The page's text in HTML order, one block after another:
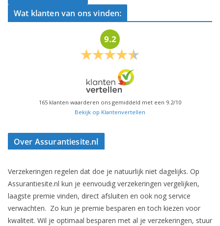
Wat klanten van ons vinden:
9.2
165 klanten waarderen ons gemiddeld met een 9.2/10
Bekijk op Klantenvertellen
Over Assurantiesite.nl
Verzekeringen regelen dat doe je natuurlijk niet dagelijks. Op
Assurantiesite.nl kun je eenvoudig verzekeringen vergelijken,
laagste premie vinden, direct afsluiten en ook nog service
verwachten. Zo kun je premie besparen en toch kiezen voor
kwaliteit. Wil je optimaal besparen met al je verzekeringen, stuur